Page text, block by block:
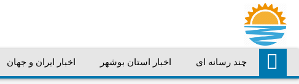
چند رسانه ای اخبار استان بوشهر اخبار ایران و جهان